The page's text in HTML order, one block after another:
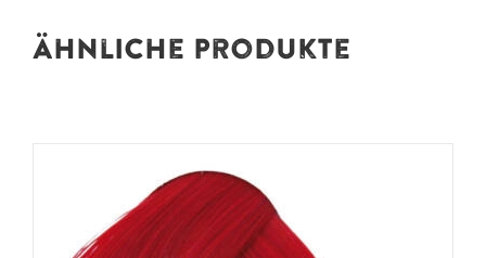
Ähnliche Produkte